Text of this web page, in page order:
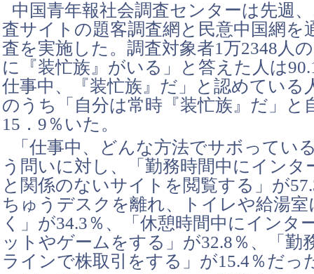
中国青年報社会調査センターは先週
査サイトの題客調査網と民意中国網を
査を実施した。調査対象者1万2348人
に『装忙族』がいる」と答えた人は
仕事中、『装忙族』だ」と認めている
のうち「自分は常時『装忙族』だ」と
15．9％いた。
「仕事中、どんな方法でサボってい
う問いに対し、「勤務時間中にインタ
と関係のないサイトを閲覧する」が
ちゅうデスクを離れ、トイレや給湯
く」が34.3％、「休憩時間中にインタ
ットやゲームをする」が32.8％、「勤
ラインで株取引をする」が15.4％だっ